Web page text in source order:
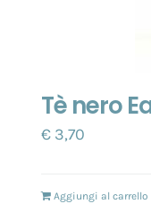
Tè nero
€ 3,70
Aggiungi al carrello